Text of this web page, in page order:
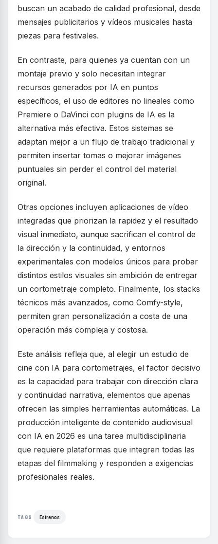
buscan un acabado de calidad profesional, desde
mensajes publicitarios y vídeos musicales hasta
piezas para festivales.
En contraste, para quienes ya cuentan con un
montaje previo y solo necesitan integrar
recursos generados por IA en puntos
específicos, el uso de editores no lineales como
Premiere o DaVinci con plugins de IA es la
alternativa más efectiva. Estos sistemas se
adaptan mejor a un flujo de trabajo tradicional y
permiten insertar tomas o mejorar imágenes
puntuales sin perder el control del material
original.
Otras opciones incluyen aplicaciones de vídeo
integradas que priorizan la rapidez y el resultado
visual inmediato, aunque sacrifican el control de
la dirección y la continuidad, y entornos
experimentales con modelos únicos para probar
distintos estilos visuales sin ambición de entregar
un cortometraje completo. Finalmente, los stacks
técnicos más avanzados, como Comfy-style,
permiten gran personalización a costa de una
operación más compleja y costosa.
Este análisis refleja que, al elegir un estudio de
cine con IA para cortometrajes, el factor decisivo
es la capacidad para trabajar con dirección clara
y continuidad narrativa, elementos que apenas
ofrecen las simples herramientas automáticas. La
producción inteligente de contenido audiovisual
con IA en 2026 es una tarea multidisciplinaria
que requiere plataformas que integren todas las
etapas del filmmaking y responden a exigencias
profesionales reales.
TAGS Estrenos